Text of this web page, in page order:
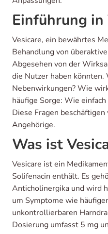
Einführung in
Vesicare, ein bewährtes
Behandlung von
Abgesehen von der
die Nutzer haben könnten.
Nebenwirkungen? Wie
häufige Sorge: Wie
Diese Fragen
Angehörige.
Was ist
Vesicare ist ein
Solifenacin enthält. Es
Anticholinergika und wird
um Symptome wie
unkontrollierbaren
Dosierung umfasst 5 mg